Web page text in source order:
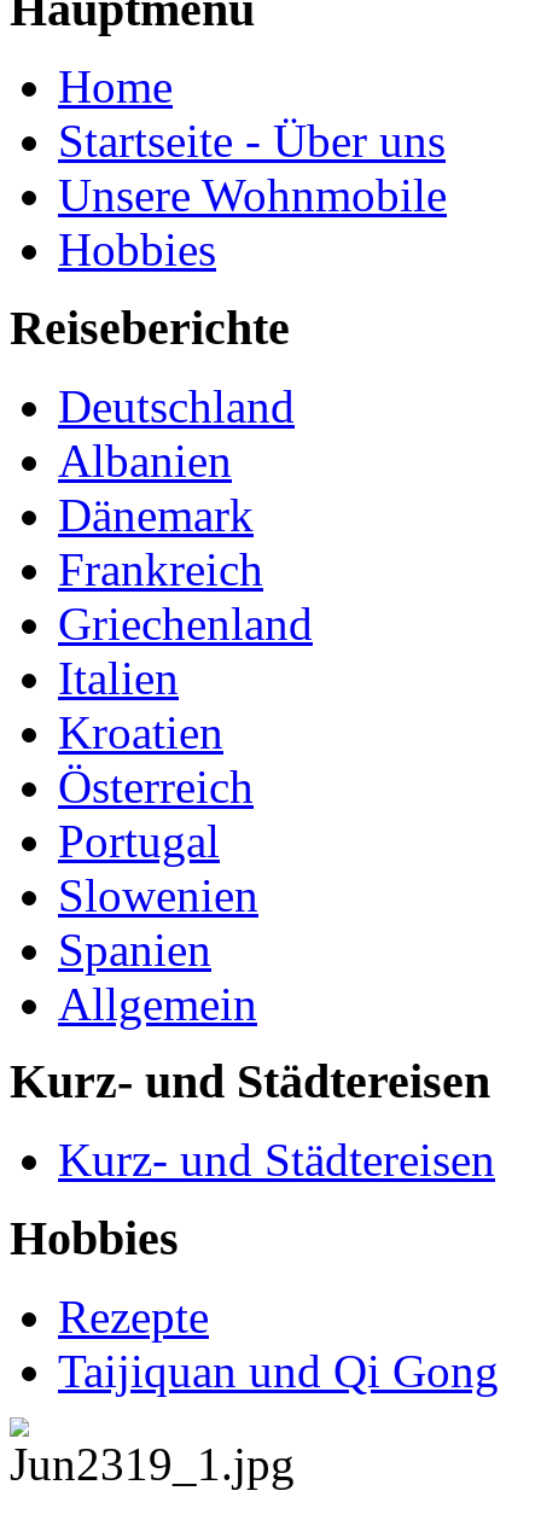
Home
Startseite - Über uns
Unsere Wohnmobile
Hobbies
Reiseberichte
Deutschland
Albanien
Dänemark
Frankreich
Griechenland
Italien
Kroatien
Österreich
Portugal
Slowenien
Spanien
Allgemein
Kurz- und Städtereisen
Kurz- und Städtereisen
Hobbies
Rezepte
Taijiquan und Qi Gong